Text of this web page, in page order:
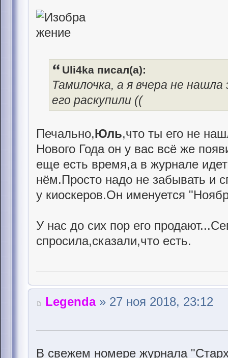
Uli4ka писал(а):
Тамилочка, а я вчера не
его раскупили ((
Печально,Юль,что ты его не
Нового Года он у вас всё же
еще есть время,а в журнале
нём.Просто надо не забывать и
у киоскеров.Он именуется
У нас до сих пор его
спросила,сказали,что есть.
Legenda» 27 ноя 2018, 23:12
В свежем номере журнала